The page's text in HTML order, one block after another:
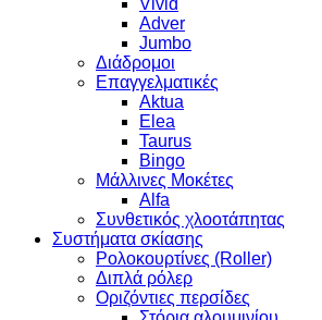
Vivid
Adver
Jumbo
Διάδρομοι
Επαγγελματικές
Aktua
Elea
Taurus
Bingo
Μάλλινες Μοκέτες
Alfa
Συνθετικός χλοοτάπητας
Συστήματα σκίασης
Ρολοκουρτίνες (Roller)
Διπλά ρόλερ
Οριζόντιες περσίδες